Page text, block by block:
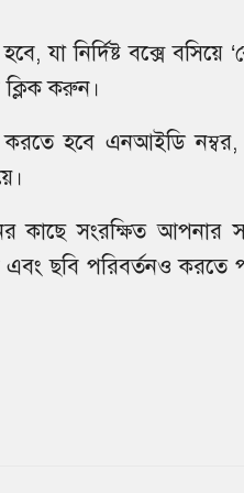
যা নির্দিষ্ট বক্সে বসিয়ে
করুন।
হবে এনআইডি নম্বর,
কাছে সংরক্ষিত
এবং ছবি পরিবর্তনও